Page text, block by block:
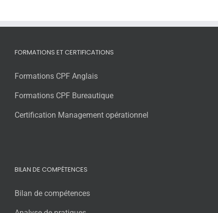
FORMATIONS ET CERTIFICATIONS
Formations CPF Anglais
Formations CPF Bureautique
Certification Management opérationnel
BILAN DE COMPÉTENCES
Bilan de compétences